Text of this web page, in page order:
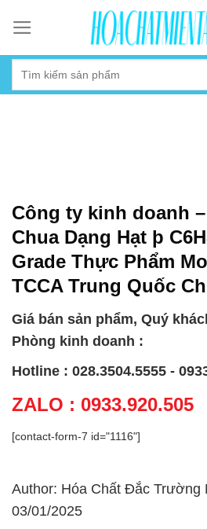
content
Công ty kinh doanh
Chua Dạng Hạt þ
Grade Thực Phẩm
TCCA Trung Quốc
Giá bán sản phẩm, Quý
Phòng kinh doanh :
Hotline : 028.3504.5555 -
ZALO : 0933.920.505
[contact-form-7 id="1116"]
Author: Hóa Chất Đắc Trường
03/01/2025